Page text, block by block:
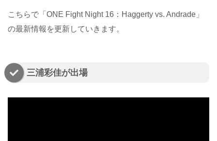
こちらで「ONE Fight Night 16：Haggerty vs. Andrade」
の最新情報を更新していきます。
三浦彩佳が出場